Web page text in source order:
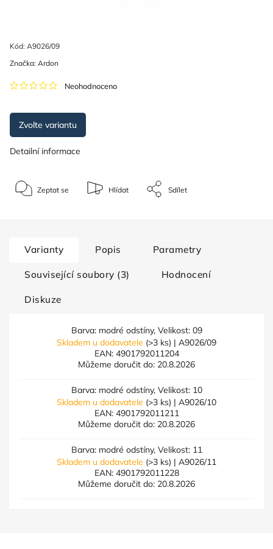
Kód: A9026/09
Neohodnoceno
Značka: Ardon
Zvolte variantu
Detailní informace
Zeptat se Hlídat Sdílet
Varianty Popis Parametry
Související soubory (3) Hodnocení
Diskuze
Barva: modré odstíny, Velikost: 09
Skladem u dodavatele (>3 ks) | A9026/09
EAN: 4901792011204
Můžeme doručit do: 20.8.2026
Barva: modré odstíny, Velikost: 10
Skladem u dodavatele (>3 ks) | A9026/10
EAN: 4901792011211
Můžeme doručit do: 20.8.2026
Barva: modré odstíny, Velikost: 11
Skladem u dodavatele (>3 ks) | A9026/11
EAN: 4901792011228
Můžeme doručit do: 20.8.2026